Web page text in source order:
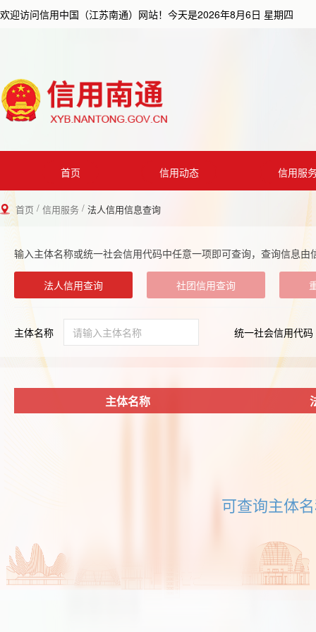
欢迎访问信用中国（江苏南通）网站！今天是2026年8月6日 星期四
首页 信用动态 信用服
首页 / 信用服务 / 法人信用信息查询
输入主体名称或统一社会信用代码中任意一项即可查询，查询信息由
法人信用查询 社团信用查询
主体名称 统一社会信用代码
主体名称
可查询主体